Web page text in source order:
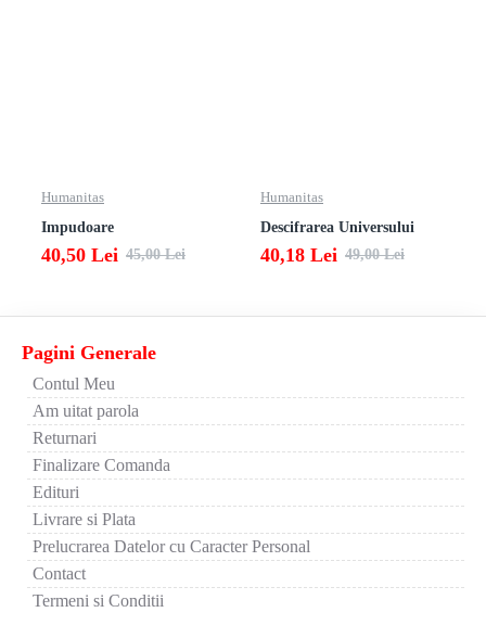
Humanitas
Impudoare
40,50 Lei 45,00 Lei
Humanitas
Descifrarea Universului
40,18 Lei 49,00 Lei
Pagini Generale
Contul Meu
Am uitat parola
Returnari
Finalizare Comanda
Edituri
Livrare si Plata
Prelucrarea Datelor cu Caracter Personal
Contact
Termeni si Conditii